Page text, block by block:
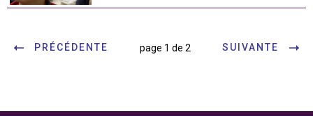
PRÉCÉDENTE page 1 de 2 SUIVANTE